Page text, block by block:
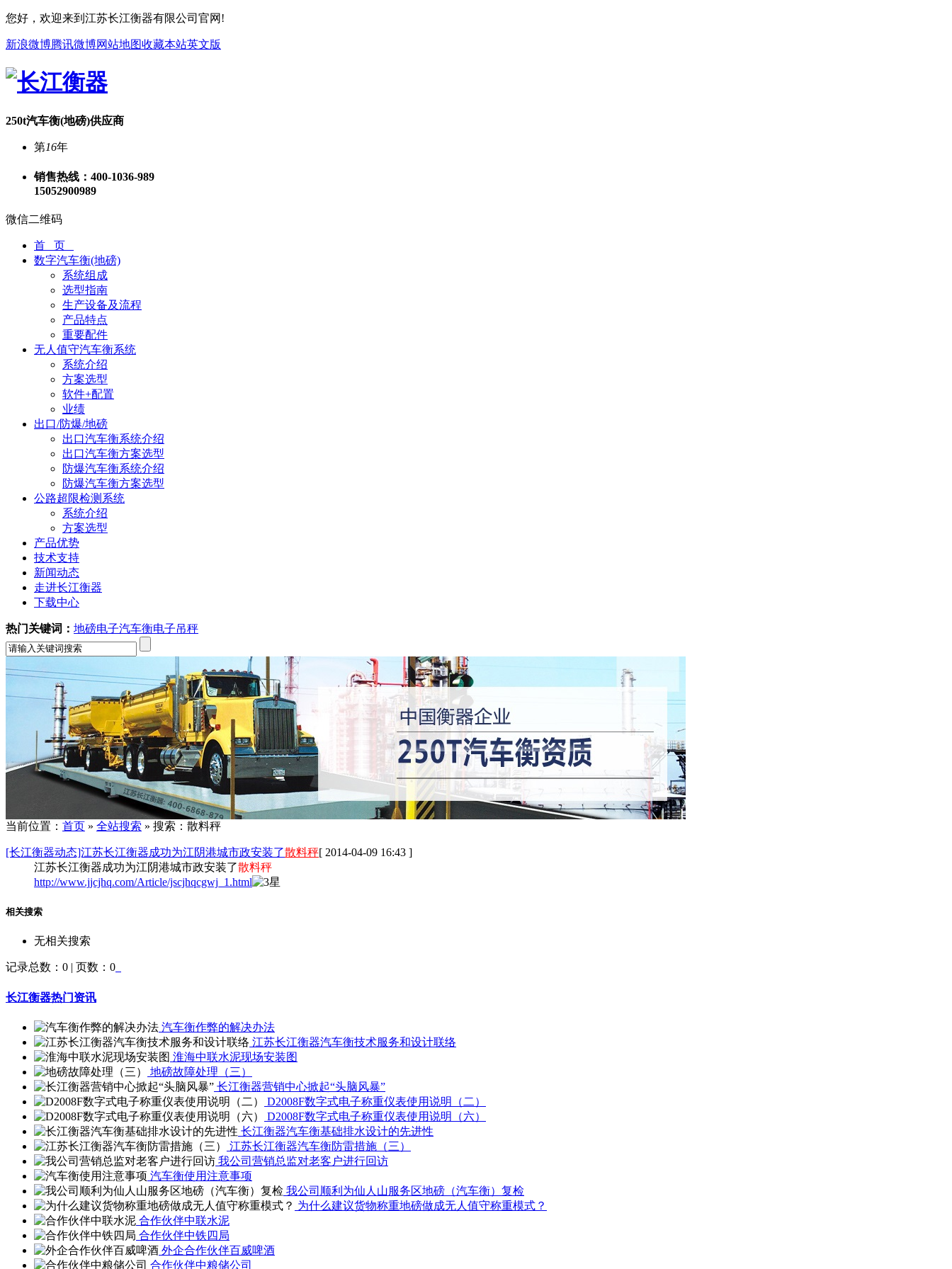
您好，欢迎来到江苏长江衡器有限公司官网!
新浪微博腾讯微博网站地图收藏本站英文版
250t汽车衡(地磅)供应商
第16年
销售热线： 400-1036-989
15052900989
微信二维码
首 页
数字汽车衡(地磅)
系统组成
选型指南
生产设备及流程
产品特点
重要配件
无人值守汽车衡系统
系统介绍
方案选型
软件+配置
业绩
出口/防爆/地磅
出口汽车衡系统介绍
出口汽车衡方案选型
防爆汽车衡系统介绍
防爆汽车衡方案选型
公路超限检测系统
系统介绍
方案选型
产品优势
技术支持
新闻动态
走进长江衡器
下载中心
热门关键词： 地磅电子汽车衡电子吊秤
当前位置： 首页 » 全站搜索 » 搜索：散料秤
[长江衡器动态]江苏长江衡器成功为江阴港城市政安装了散料秤[ 2014-04-09 16:43 ]
江苏长江衡器成功为江阴港城市政安装了散料秤
http://www.jjcjhq.com/Article/jscjhqcgwj_1.html
相关搜索
无相关搜索
记录总数：0 | 页数：0
长江衡器热门资讯
汽车衡作弊的解决办法
江苏长江衡器汽车衡技术服务和设计联络
淮海中联水泥现场安装图
地磅故障处理（三）
长江衡器营销中心掀起“头脑风暴”
D2008F数字式电子称重仪表使用说明（二）
D2008F数字式电子称重仪表使用说明（六）
长江衡器汽车衡基础排水设计的先进性
江苏长江衡器汽车衡防雷措施（三）
我公司营销总监对老客户进行回访
汽车衡使用注意事项
我公司顺利为仙人山服务区地磅（汽车衡）复检
为什么建议货物称重地磅做成无人值守称重模式？
合作伙伴中联水泥
合作伙伴中铁四局
外企合作伙伴百威啤酒
合作伙伴中粮储公司